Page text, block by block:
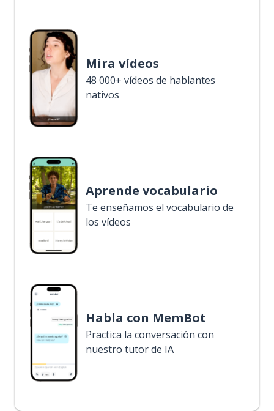
Mira vídeos
48 000+ vídeos de hablantes
nativos
Aprende vocabulario
Te enseñamos el vocabulario de
los vídeos
Habla con MemBot
Practica la conversación con
nuestro tutor de IA